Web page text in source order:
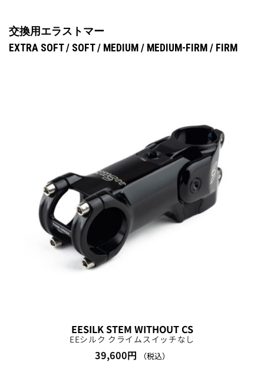
交換用エラストマー
EXTRA SOFT / SOFT / MEDIUM / MEDIUM-FIRM / FIRM
EESILK STEM WITHOUT CS
EEシルク クライムスイッチなし
39,600円 （税込）